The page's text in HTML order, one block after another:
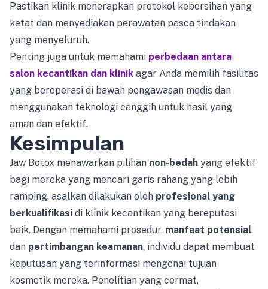
Pastikan klinik menerapkan protokol kebersihan yang
ketat dan menyediakan perawatan pasca tindakan
yang menyeluruh.
Penting juga untuk memahami perbedaan antara
salon kecantikan dan klinik agar Anda memilih fasilitas
yang beroperasi di bawah pengawasan medis dan
menggunakan teknologi canggih untuk hasil yang
aman dan efektif.
Kesimpulan
Jaw Botox menawarkan pilihan non-bedah yang efektif
bagi mereka yang mencari garis rahang yang lebih
ramping, asalkan dilakukan oleh profesional yang
berkualifikasi di klinik kecantikan yang bereputasi
baik. Dengan memahami prosedur, manfaat potensial,
dan pertimbangan keamanan, individu dapat membuat
keputusan yang terinformasi mengenai tujuan
kosmetik mereka. Penelitian yang cermat,